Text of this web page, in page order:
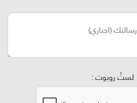
لستُ روبوت :